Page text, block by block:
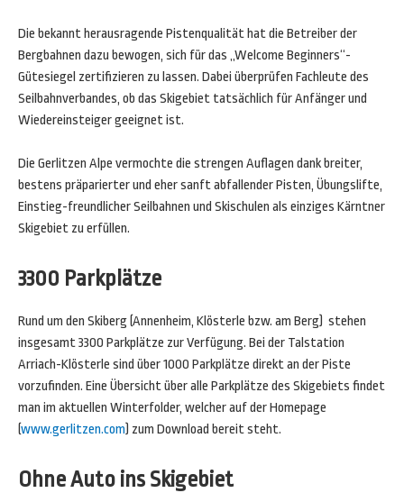
Die bekannt herausragende Pistenqualität hat die Betreiber der
Bergbahnen dazu bewogen, sich für das „Welcome Beginners“-
Gütesiegel zertifizieren zu lassen. Dabei überprüfen Fachleute des
Seilbahnverbandes, ob das Skigebiet tatsächlich für Anfänger und
Wiedereinsteiger geeignet ist.
Die Gerlitzen Alpe vermochte die strengen Auflagen dank breiter,
bestens präparierter und eher sanft abfallender Pisten, Übungslifte,
Einstieg-freundlicher Seilbahnen und Skischulen als einziges Kärntner
Skigebiet zu erfüllen.
3300 Parkplätze
Rund um den Skiberg (Annenheim, Klösterle bzw. am Berg) stehen
insgesamt 3300 Parkplätze zur Verfügung. Bei der Talstation
Arriach-Klösterle sind über 1000 Parkplätze direkt an der Piste
vorzufinden. Eine Übersicht über alle Parkplätze des Skigebiets findet
man im aktuellen Winterfolder, welcher auf der Homepage
(www.gerlitzen.com) zum Download bereit steht.
Ohne Auto ins Skigebiet